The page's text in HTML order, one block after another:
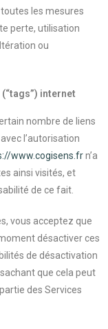
les mesures
perte, utilisation
ou
internet
nombre de liens
l’autorisation
www.cogisens.frn’a
ainsi visités, et
de ce fait.
vous acceptez que
désactiver ces
de désactivation
que cela peut
des Services